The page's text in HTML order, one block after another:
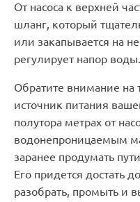
От насоса к верхней
шланг, который
или закапывается на
регулирует напор воды.
Обратите внимание на
источник питания
полутора метрах от
водонепроницаемым
заранее продумать
Его придется достать
разобрать, промыть и